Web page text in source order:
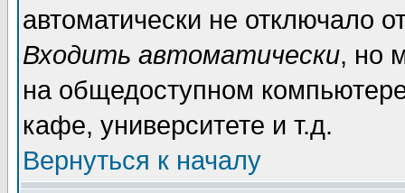
автоматически не отключало
Входить автоматически, но
на общедоступном
кафе, университете и т.д.
Вернуться к началу